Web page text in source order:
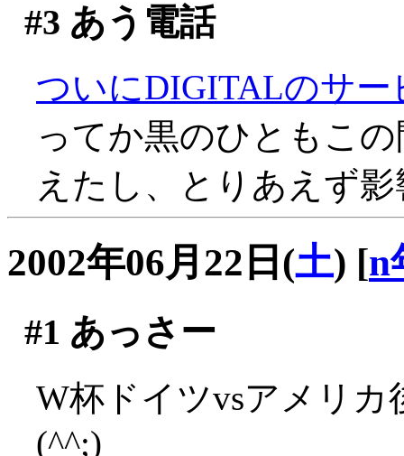
#3 あう電話
ついにDIGITALのサー
ってか黒のひともこ
えたし、とりあえず
2002年06月22日(土) [n
#1 あっさー
W杯ドイツvsアメリ
(^^;)